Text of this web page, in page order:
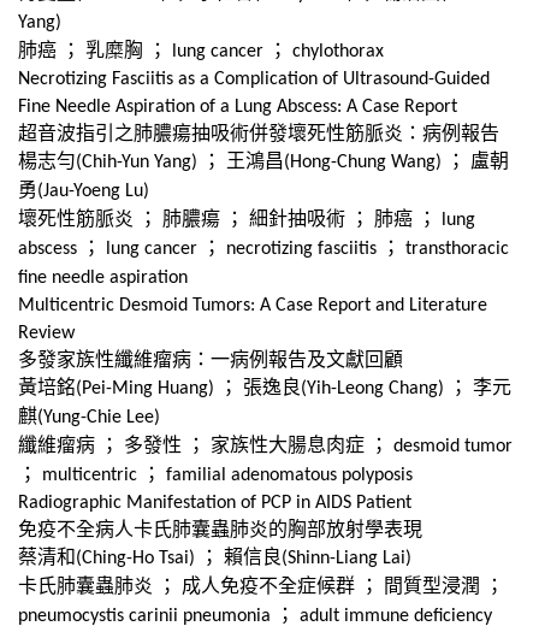
Yang)
肺癌 ； 乳糜胸 ； lung cancer ；
chylothorax
Necrotizing Fasciitis as a Complication of Ultrasound-Guided
Fine Needle Aspiration of a Lung Abscess: A Case Report
超音波指引之肺膿瘍抽吸術併發壞死性筋脈炎：病例報告
楊志勻(Chih-Yun Yang) ； 王鴻昌(Hong-Chung Wang) ；
盧朝
勇(Jau-Yoeng Lu)
壞死性筋脈炎 ； 肺膿瘍 ； 細針抽吸術 ； 肺癌 ；
lung
abscess
； lung cancer ； necrotizing fasciitis ；
transthoracic
fine needle aspiration
Multicentric Desmoid Tumors: A Case Report and Literature
Review
多發家族性纖維瘤病：一病例報告及文獻回顧
黃培銘(Pei-Ming Huang) ； 張逸良(Yih-Leong Chang) ； 李元
麒(Yung-Chie Lee)
纖維瘤病 ； 多發性 ； 家族性大腸息肉症 ； desmoid tumor
； multicentric ；
familial adenomatous polyposis
Radiographic Manifestation of PCP in AIDS Patient
免疫不全病人卡氏肺囊蟲肺炎的胸部放射學表現
蔡清和(Ching-Ho Tsai) ； 賴信良(Shinn-Liang Lai)
卡氏肺囊蟲肺炎 ； 成人免疫不全症候群 ； 間質型浸潤 ；
pneumocystis carinii pneumonia ；
adult immune deficiency